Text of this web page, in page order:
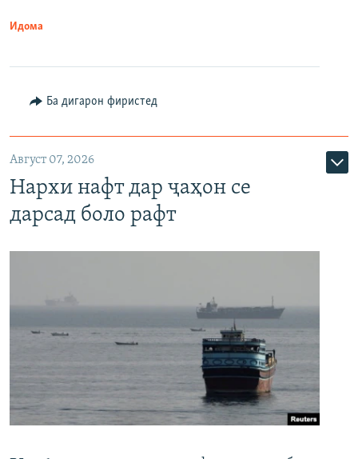
Идома
Ба дигарон фиристед
Август 07, 2026
Нархи нафт дар ҷаҳон се
дарсад боло рафт